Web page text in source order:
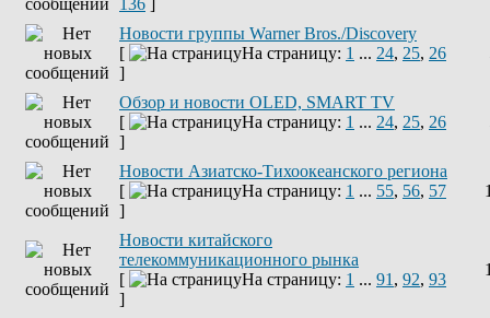
136 ]
Новости группы Warner Bros./Discovery
[
На страницу: 1 ... 24, 25, 26
]
Обзор и новости OLED, SMART TV
[
На страницу: 1 ... 24, 25, 26
]
Новости Азиатско-Тихоокеанского региона
[
На страницу: 1 ... 55, 56, 57
]
Новости китайского
телекоммуникационного рынка
[
На страницу: 1 ... 91 , 92, 93
]